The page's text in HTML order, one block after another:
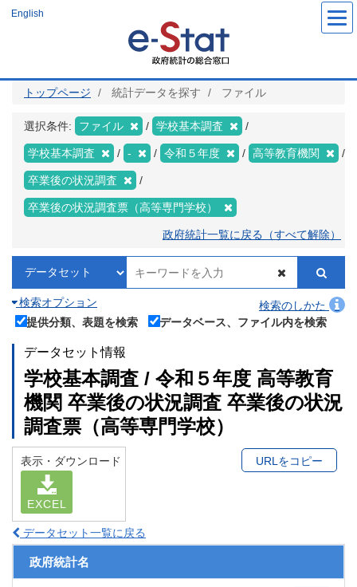
ツ
English
トップページ 統計データを探す ファイル
選択条件: ファイル 学校基本調査
学校基本調査 - 令和５年度 高等教育機関
卒業後の状況調査
卒業後の状況調査票（高等専門学校）
政府統計一覧に戻る（すべて解除）
検索オプション
検索のしかた
提供分類、表題を検索
データベース、ファイル内を検索
データセット情報
学校基本調査 / 令和５年度 高等教育
機関 卒業後の状況調査 卒業後の状況
調査票（高等専門学校）
表示・ダウンロード
EXCEL
URLをコピー
データセット一覧に戻る
政府統計名